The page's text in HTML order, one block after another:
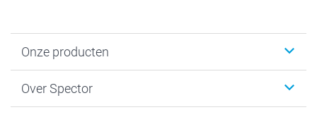
Onze producten
Kaartjes
Over Spector